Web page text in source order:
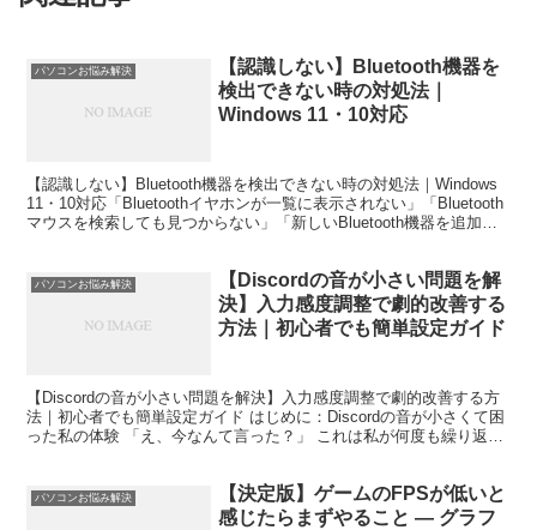
パソコンお悩み解決
【認識しない】Bluetooth機器を
検出できない時の対処法｜
Windows 11・10対応
【認識しない】Bluetooth機器を検出できない時の対処法｜Windows
11・10対応「Bluetoothイヤホンが一覧に表示されない」「Bluetooth
マウスを検索しても見つからない」「新しいBluetooth機器を追加で
パソコンお悩み解決
【Discordの音が小さい問題を解
決】入力感度調整で劇的改善する
方法｜初心者でも簡単設定ガイド
【Discordの音が小さい問題を解決】入力感度調整で劇的改善する方
法｜初心者でも簡単設定ガイド はじめに：Discordの音が小さくて困
った私の体験 「え、今なんて言った？」 これは私が何度も繰り返し
パソコンお悩み解決
【決定版】ゲームのFPSが低いと
感じたらまずやること — グラフ